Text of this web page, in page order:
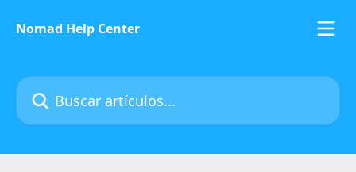
Nomad Help Center
Buscar artículos...